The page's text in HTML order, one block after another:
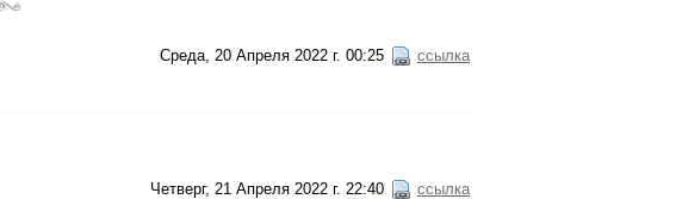
Среда, 20 Апреля 2022 г. 00:25 ссылка
Четверг, 21 Апреля 2022 г. 22:40 ссылка